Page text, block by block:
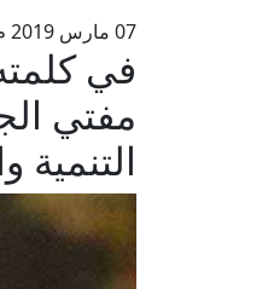
07 مارس 2019 م
في
مفتي
التنمية